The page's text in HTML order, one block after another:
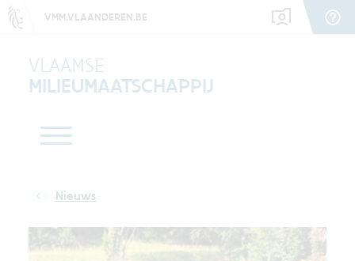
VMM.VLAANDEREN.BE
VLAAMSE
MILIEUMAATSCHAPPIJ
Nieuws